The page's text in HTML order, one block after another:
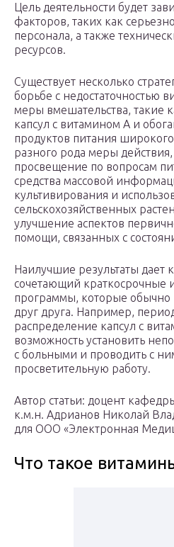
Цель деятельности будет
факторов, таких как
персонала, а также
ресурсов.
Существует несколько
борьбе с недостаточностью
меры вмешательства, такие
капсул с витамином А и
продуктов питания широкого
разного рода меры
просвещение по вопросам
средства массовой
культивирования и
сельскохозяйственных
улучшение аспектов
помощи, связанных с
Наилучшие результаты дает
сочетающий краткосрочные
программы, которые обычно
друг друга. Например,
распределение капсул с
возможность установить
с больными и проводить с
просветительную работу.
Автор статьи: доцент
к.м.н. Адрианов Николай
для ООО «Электронная
Что такое